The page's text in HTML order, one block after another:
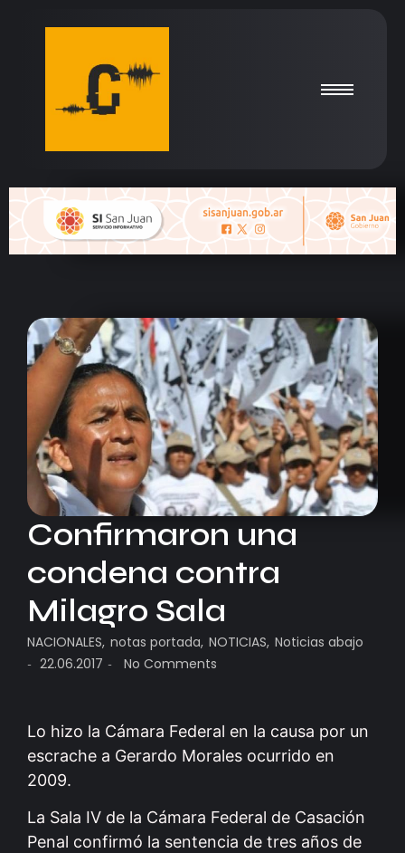
Confirmaron una
condena contra
Milagro Sala
NACIONALES, notas portada, NOTICIAS, Noticias abajo
- 22.06.2017 - No Comments
Lo hizo la Cámara Federal en la causa por un
escrache a Gerardo Morales ocurrido en
2009.
La Sala IV de la Cámara Federal de Casación
Penal confirmó la sentencia de tres años de